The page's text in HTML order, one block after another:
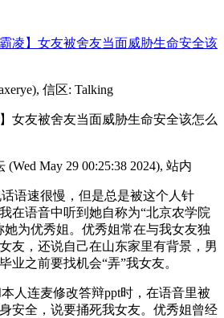
霸凌】女友被舍友当面威胁生命安全该
信区: Talking
女友被舍友当面威胁生命安全该怎么
May 29 00:25:38 2024), 站内
语速很慢，但是总是被这个人针
在语音中听到她自称为“北京农学院
她为优秀姐。优秀姐常在与我女友独
友，还说自己在山东家里有背景，男
业之前要找机会“弄”我女友。
人连麦修改答辩ppt时，在语音里被
安全，说要捅死我女友。优秀姐曾经